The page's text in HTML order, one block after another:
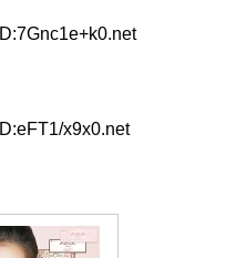
ID:7Gnc1e+k0.net
ID:eFT1/x9x0.net